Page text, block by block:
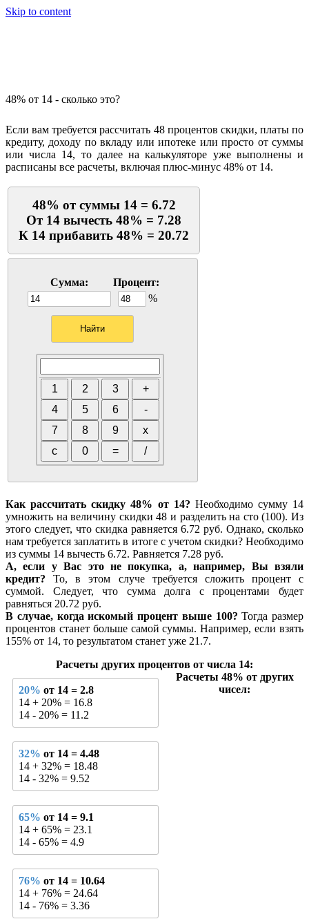
Skip to content
48% от 14 - сколько это?
Если вам требуется рассчитать 48 процентов скидки, платы по
кредиту, доходу по вкладу или ипотеке или просто от суммы
или числа 14, то далее на калькуляторе уже выполнены и
расписаны все расчеты, включая плюс-минус 48% от 14.
48% от суммы 14 = 6.72
От 14 вычесть 48% = 7.28
К 14 прибавить 48% = 20.72
Сумма:
Процент:
%
Как рассчитать скидку 48% от 14? Необходимо сумму 14
умножить на величину скидки 48 и разделить на сто (100). Из
этого следует, что скидка равняется 6.72 руб. Однако, сколько
нам требуется заплатить в итоге с учетом скидки? Необходимо
из суммы 14 вычесть 6.72. Равняется 7.28 руб.
А, если у Вас это не покупка, а, например, Вы взяли
кредит? То, в этом случе требуется сложить процент с
суммой. Следует, что сумма долга с процентами будет
равняться 20.72 руб.
В случае, когда искомый процент выше 100? Тогда размер
процентов станет больше самой суммы. Например, если взять
155% от 14, то результатом станет уже 21.7.
Расчеты других процентов от числа 14:
20% от 14 = 2.8
14 + 20% = 16.8
14 - 20% = 11.2
32% от 14 = 4.48
14 + 32% = 18.48
14 - 32% = 9.52
65% от 14 = 9.1
14 + 65% = 23.1
14 - 65% = 4.9
76% от 14 = 10.64
14 + 76% = 24.64
14 - 76% = 3.36
Расчеты 48% от других
чисел: